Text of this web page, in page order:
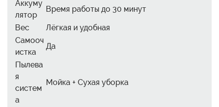
Аккуму
лятор
Время работы до 30 минут
Вес
Лёгкая и удобная
Самооч
истка
Да
Пылева
я
систем
а
Мойка + Сухая уборка